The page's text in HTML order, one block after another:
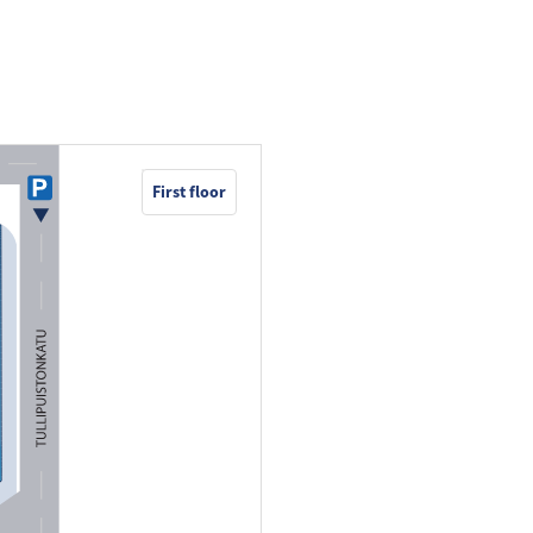
First floor